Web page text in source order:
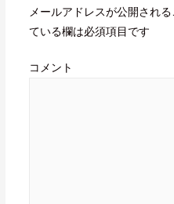
メールアドレスが公開される
ている欄は必須項目です
コメント